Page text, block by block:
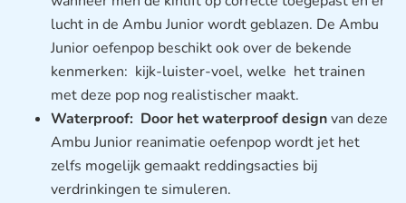
lucht in de Ambu Junior wordt geblazen. De Ambu
Junior oefenpop beschikt ook over de bekende
kenmerken: kijk-luister-voel, welke het trainen
met deze pop nog realistischer maakt.
Waterproof: Door het waterproof designvan deze
Ambu Junior reanimatie oefenpop wordt jet het
zelfs mogelijk gemaakt reddingsacties bij
verdrinkingen te simuleren.